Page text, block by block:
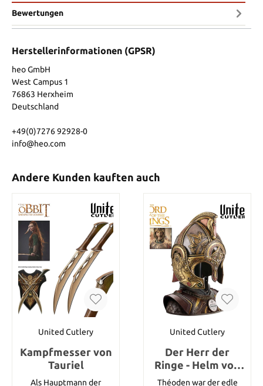
Bewertungen
Herstellerinformationen (GPSR)
heo GmbH
West Campus 1
76863 Herxheim
Deutschland
+49(0)7276 92928-0
info@heo.com
Andere Kunden kauften auch
United Cutlery
Kampfmesser von
Tauriel
Als Hauptmann der
United Cutlery
Der Herr der
Ringe - Helm von
König Theoden –
Théoden war der edle